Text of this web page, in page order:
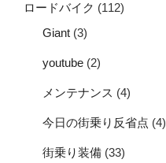
ロードバイク (112)
Giant (3)
youtube (2)
メンテナンス (4)
今日の街乗り反省点 (4)
街乗り装備 (33)